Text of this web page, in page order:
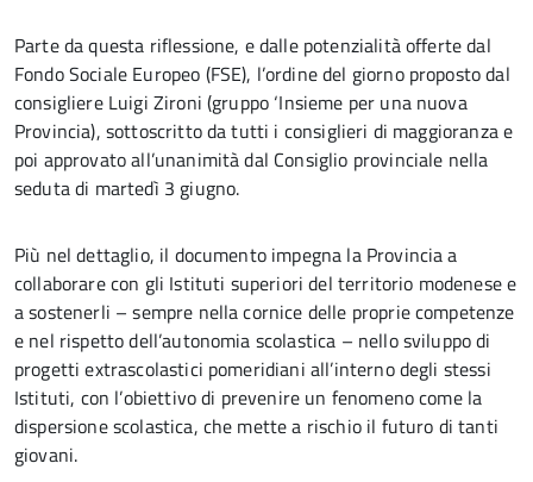
Parte da questa riflessione, e dalle potenzialità offerte dal
Fondo Sociale Europeo (FSE), l’ordine del giorno proposto dal
consigliere Luigi Zironi (gruppo ‘Insieme per una nuova
Provincia), sottoscritto da tutti i consiglieri di maggioranza e
poi approvato all’unanimità dal Consiglio provinciale nella
seduta di martedì 3 giugno.
Più nel dettaglio, il documento impegna la Provincia a
collaborare con gli Istituti superiori del territorio modenese e
a sostenerli – sempre nella cornice delle proprie competenze
e nel rispetto dell’autonomia scolastica – nello sviluppo di
progetti extrascolastici pomeridiani all’interno degli stessi
Istituti, con l’obiettivo di prevenire un fenomeno come la
dispersione scolastica, che mette a rischio il futuro di tanti
giovani.